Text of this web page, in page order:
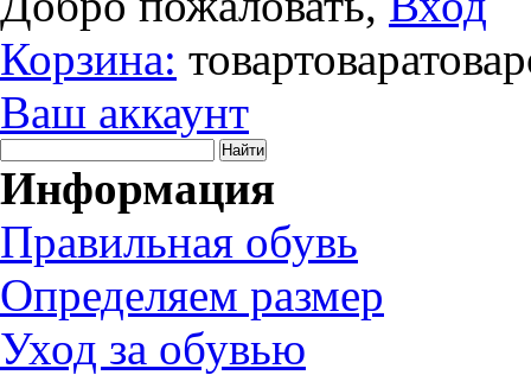
Корзина: товартовара
Ваш аккаунт
Информация
Правильная обувь
Определяем размер
Уход за обувью